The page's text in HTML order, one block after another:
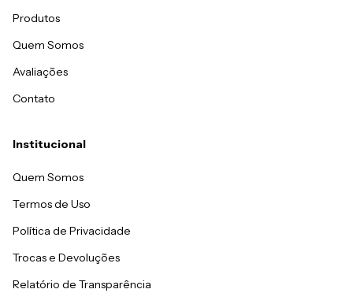
Produtos
Quem Somos
Avaliações
Contato
Institucional
Quem Somos
Termos de Uso
Política de Privacidade
Trocas e Devoluções
Relatório de Transparência